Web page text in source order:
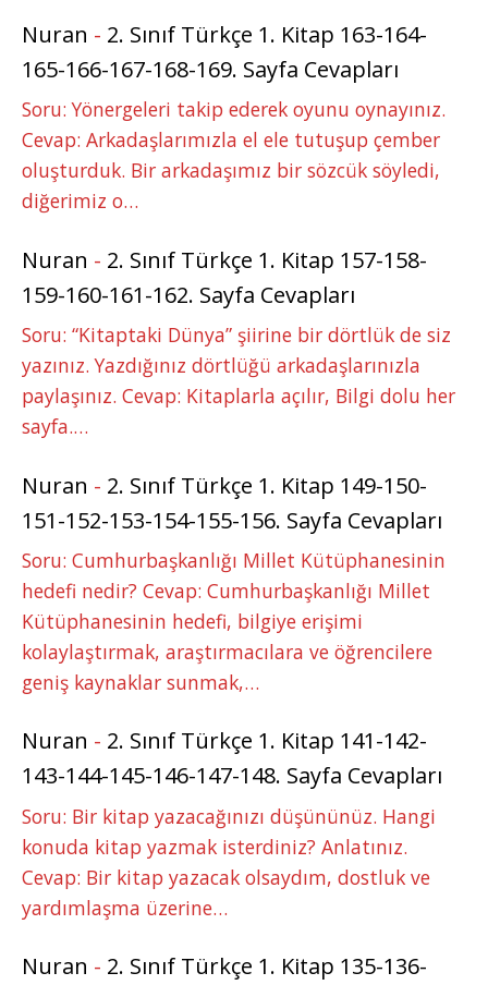
Nuran - 2. Sınıf Türkçe 1. Kitap 163-164-
165-166-167-168-169. Sayfa Cevapları
Soru: Yönergeleri takip ederek oyunu oynayınız.
Cevap: Arkadaşlarımızla el ele tutuşup çember
oluşturduk. Bir arkadaşımız bir sözcük söyledi,
diğerimiz o…
Nuran - 2. Sınıf Türkçe 1. Kitap 157-158-
159-160-161-162. Sayfa Cevapları
Soru: “Kitaptaki Dünya” şiirine bir dörtlük de siz
yazınız. Yazdığınız dörtlüğü arkadaşlarınızla
paylaşınız. Cevap: Kitaplarla açılır, Bilgi dolu her
sayfa.…
Nuran - 2. Sınıf Türkçe 1. Kitap 149-150-
151-152-153-154-155-156. Sayfa Cevapları
Soru: Cumhurbaşkanlığı Millet Kütüphanesinin
hedefi nedir? Cevap: Cumhurbaşkanlığı Millet
Kütüphanesinin hedefi, bilgiye erişimi
kolaylaştırmak, araştırmacılara ve öğrencilere
geniş kaynaklar sunmak,…
Nuran - 2. Sınıf Türkçe 1. Kitap 141-142-
143-144-145-146-147-148. Sayfa Cevapları
Soru: Bir kitap yazacağınızı düşününüz. Hangi
konuda kitap yazmak isterdiniz? Anlatınız.
Cevap: Bir kitap yazacak olsaydım, dostluk ve
yardımlaşma üzerine…
Nuran - 2. Sınıf Türkçe 1. Kitap 135-136-